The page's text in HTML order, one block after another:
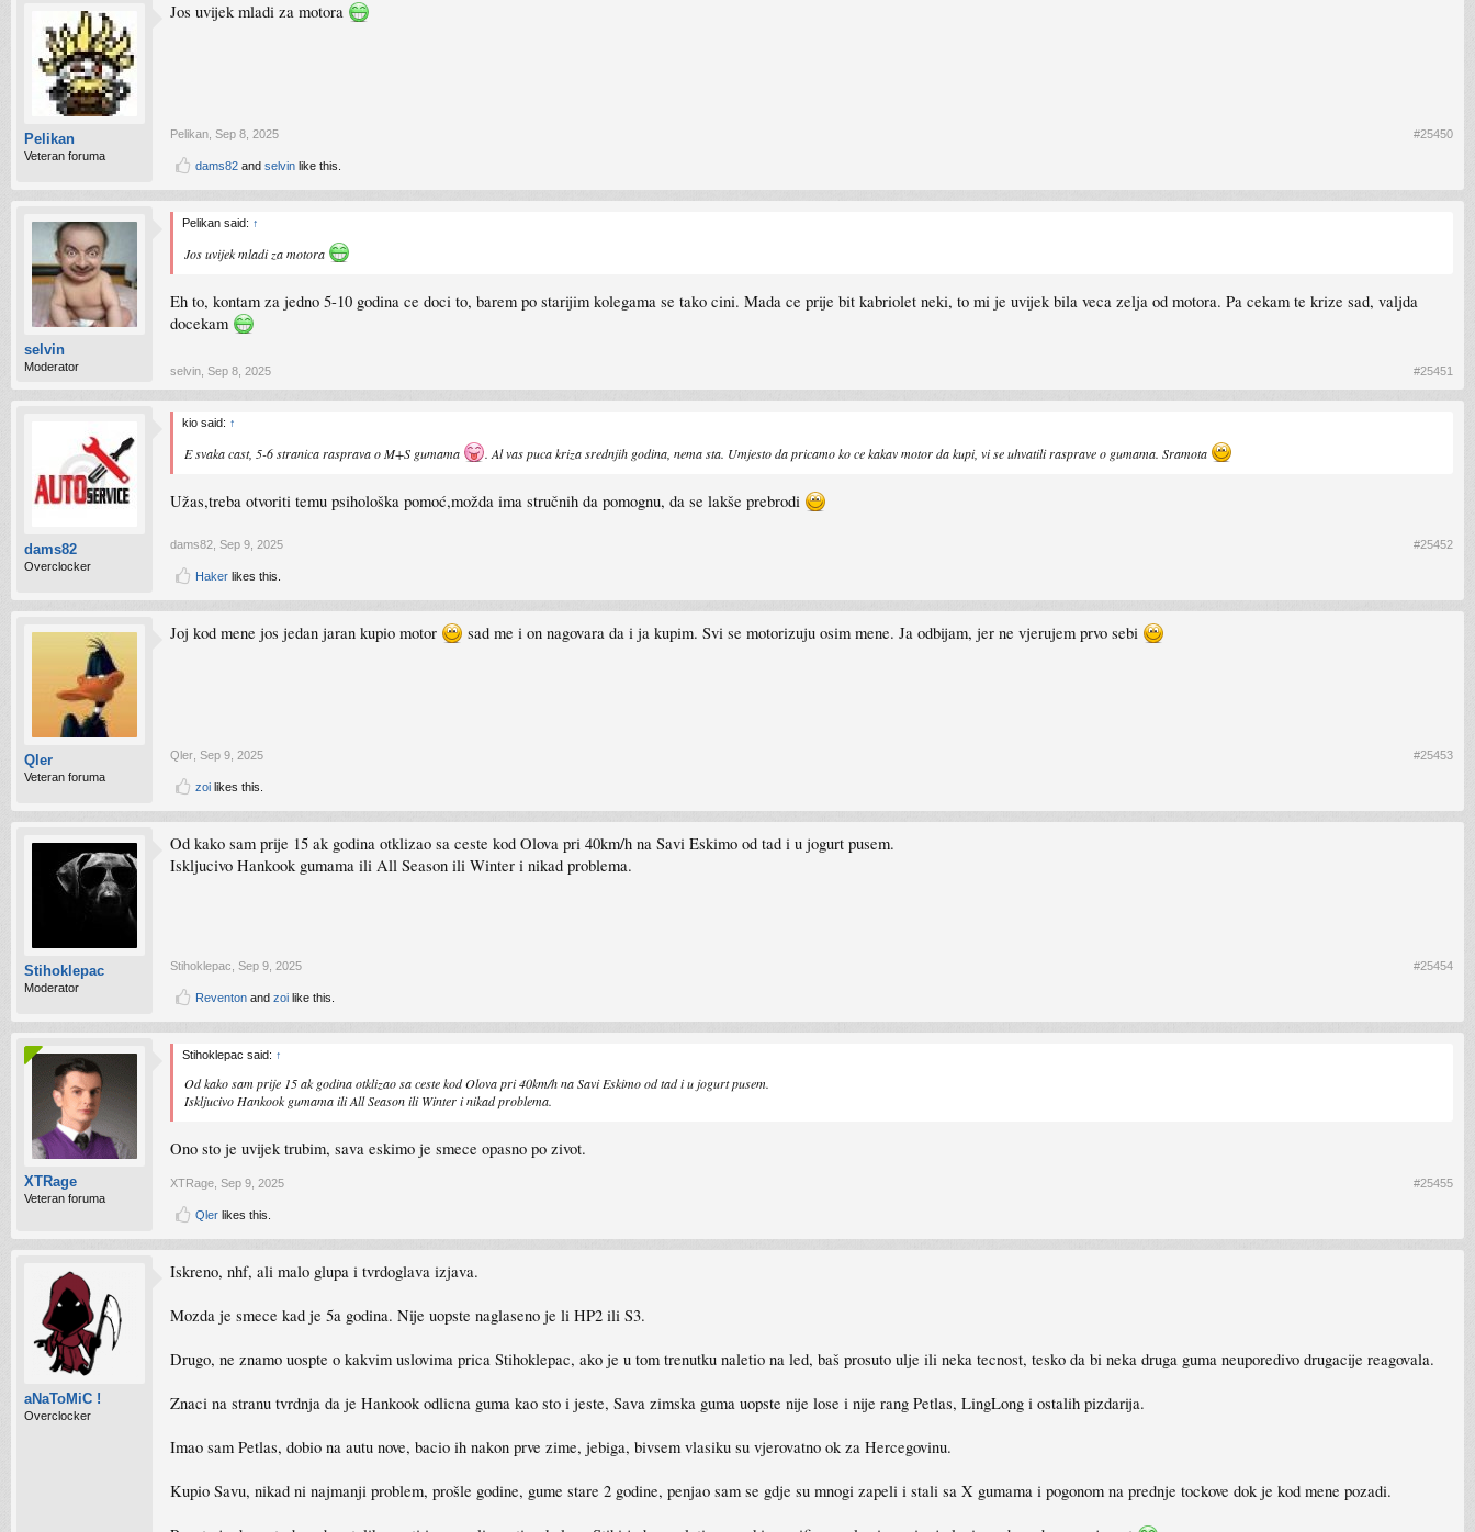
Pelikan
Veteran foruma
Jos uvijek mladi za motora
Pelikan Sep 8, 2025 #25450
dams82 and selvin like this.
selvin
Moderator
Pelikan said: ↑
Jos uvijek mladi za motora
Eh to, kontam za jedno 5-10 godina ce doci to, barem po starijim kolegama se tako cini. Mada ce prije bit kabriolet neki, to mi je uvijek bila veca zelja od motora. Pa cekam te krize sad, valjda
docekam
selvin Sep 8, 2025 #25451
dams82
Overclocker
kio said: ↑
E svaka cast, 5-6 stranica rasprava o M+S gumama . Al vas puca kriza srednjih godina, nema sta. Umjesto da pricamo ko ce kakav motor da kupi, vi se uhvatili rasprave o gumama. Sramota
Užas,treba otvoriti temu psihološka pomoć,možda ima stručnih da pomognu, da se lakše prebrodi
dams82 Sep 9, 2025 #25452
Haker likes this.
Qler
Veteran foruma
Joj kod mene jos jedan jaran kupio motor sad me i on nagovara da i ja kupim. Svi se motorizuju osim mene. Ja odbijam, jer ne vjerujem prvo sebi
Qler Sep 9, 2025 #25453
zoi likes this.
Stihoklepac
Moderator
Od kako sam prije 15 ak godina otklizao sa ceste kod Olova pri 40km/h na Savi Eskimo od tad i u jogurt pusem.
Iskljucivo Hankook gumama ili All Season ili Winter i nikad problema.
Stihoklepac Sep 9, 2025 #25454
Reventon and zoi like this.
XTRage
Veteran foruma
Stihoklepac said: ↑
Od kako sam prije 15 ak godina otklizao sa ceste kod Olova pri 40km/h na Savi Eskimo od tad i u jogurt pusem.
Iskljucivo Hankook gumama ili All Season ili Winter i nikad problema.
Ono sto je uvijek trubim, sava eskimo je smece opasno po zivot.
XTRage Sep 9, 2025 #25455
Qler likes this.
aNaToMiC !
Overclocker
Iskreno, nhf, ali malo glupa i tvrdoglava izjava.
Mozda je smece kad je 5a godina. Nije uopste naglaseno je li HP2 ili S3.
Drugo, ne znamo uospte o kakvim uslovima prica Stihoklepac, ako je u tom trenutku naletio na led, baš prosuto ulje ili neka tecnost, tesko da bi neka druga guma neuporedivo drugacije reagovala.
Znaci na stranu tvrdnja da je Hankook odlicna guma kao sto i jeste, Sava zimska guma uopste nije lose i nije rang Petlas, LingLong i ostalih pizdarija.
Imao sam Petlas, dobio na autu nove, bacio ih nakon prve zime, jebiga, bivsem vlasiku su vjerovatno ok za Hercegovinu.
Kupio Savu, nikad ni najmanji problem, prošle godine, gume stare 2 godine, penjao sam se gdje su mnogi zapeli i stali sa X gumama i pogonom na prednje tockove dok je kod mene pozadi.